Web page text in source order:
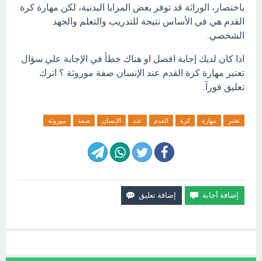
باختصار، الوراثة قد توفر بعض المزايا البدنية، لكن مهارة كرة
القدم هي في الأساس نتيجة للتدريب والتعلم والجهد
الشخصي.
اذا كان لديك إجابة افضل او هناك خطأ في الإجابة علي سؤال
تعتبر مهارة كرة القدم عند الإنسان صفة موروثة ؟ اترك
تعليق فورآ.
تعتبر مهارة كرة القدم عند الإنسان صفة موروثة